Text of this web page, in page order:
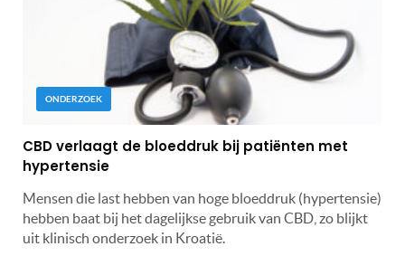
ONDERZOEK
CBD verlaagt de bloeddruk bij patiënten met
hypertensie
Mensen die last hebben van hoge bloeddruk (hypertensie)
hebben baat bij het dagelijkse gebruik van CBD, zo blijkt
uit klinisch onderzoek in Kroatië.